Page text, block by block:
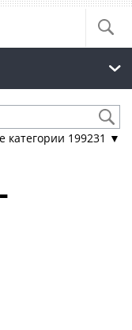
категории 199231 ▼